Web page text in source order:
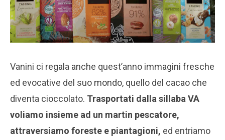
Vanini ci regala anche quest’anno immagini fresche
ed evocative del suo mondo, quello del cacao che
diventa cioccolato. Trasportati dalla sillaba VA
voliamo insieme ad un martin pescatore,
attraversiamo foreste e piantagioni, ed entriamo